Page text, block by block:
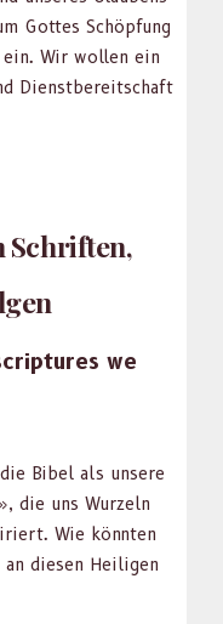
Gottes Schöp­fung
Wir wollen ein
Dien­st­bere­itschaft
Schriften,
we
Bibel als unsere
die uns Wurzeln
Wie kön­nten
diesen Heili­gen